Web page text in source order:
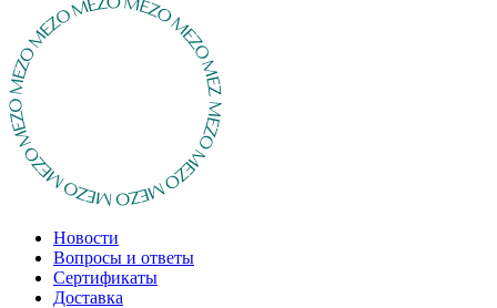
Новости
Вопросы и ответы
Сертификаты
Доставка